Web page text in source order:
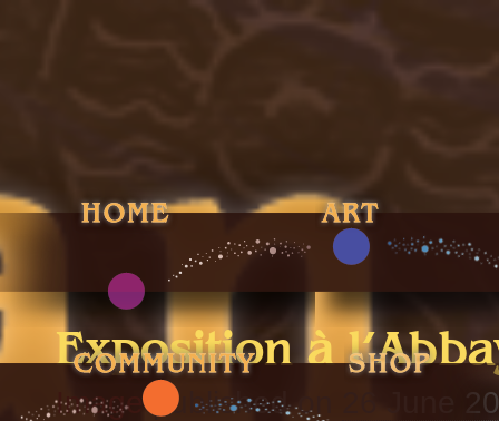
Exposition à
Imagepublished on 26 June